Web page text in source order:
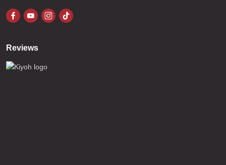
Reviews